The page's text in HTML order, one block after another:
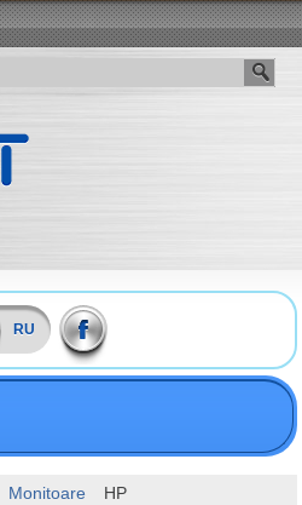
RU
Monitoare HP